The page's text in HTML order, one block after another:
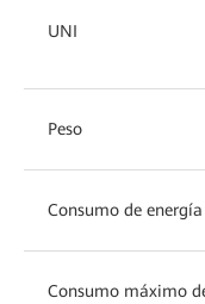
UNI
Peso
Consumo de
Consumo máximo